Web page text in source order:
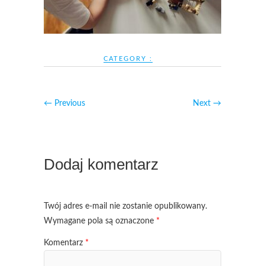
CATEGORY :
← Previous Next →
Dodaj komentarz
Twój adres e-mail nie zostanie opublikowany.
Wymagane pola są oznaczone *
Komentarz *